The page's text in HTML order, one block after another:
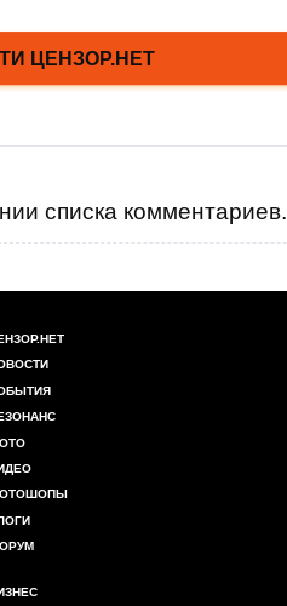
списка комментариев.